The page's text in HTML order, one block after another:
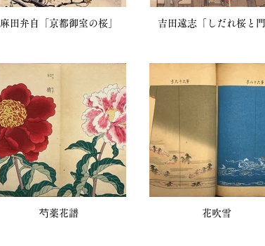
麻田弁自「京都御室の桜」 吉田遠志「しだれ桜と門
芍薬花譜 花吹雪